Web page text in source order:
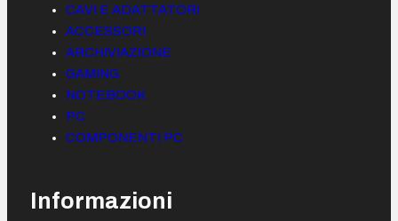
CAVI E ADATTATORI
ACCESSORI
ARCHIVIAZIONE
GAMING
NOTEBOOK
PC
COMPONENTI PC
Informazioni